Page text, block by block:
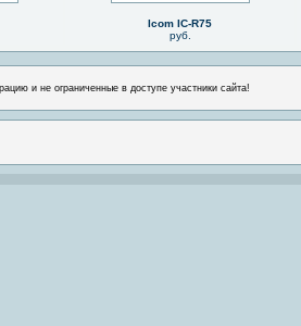
Icom IC-R75
руб.
и не ограниченные в доступе участники сайта!